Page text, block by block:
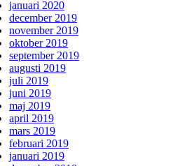
januari 2020
december 2019
november 2019
oktober 2019
september 2019
augusti 2019
juli 2019
juni 2019
maj 2019
april 2019
mars 2019
februari 2019
januari 2019